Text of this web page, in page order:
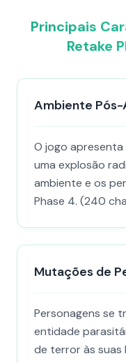
Principais
Retake
Ambiente
O jogo
uma explosão
ambiente e os
Phase 4. (240
Mutações de
Personagens se
entidade
de terror às suas